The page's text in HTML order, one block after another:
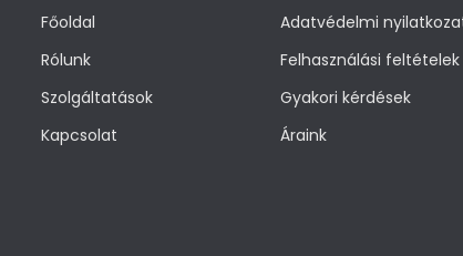
Főoldal
Rólunk
Szolgáltatások
Kapcsolat
Adatvédelmi
Felhasználási feltételek
Gyakori kérdések
Áraink